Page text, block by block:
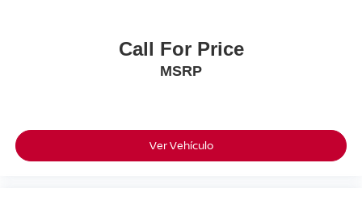
Call For Price
MSRP
Ver Vehículo